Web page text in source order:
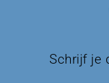
Schrijf je